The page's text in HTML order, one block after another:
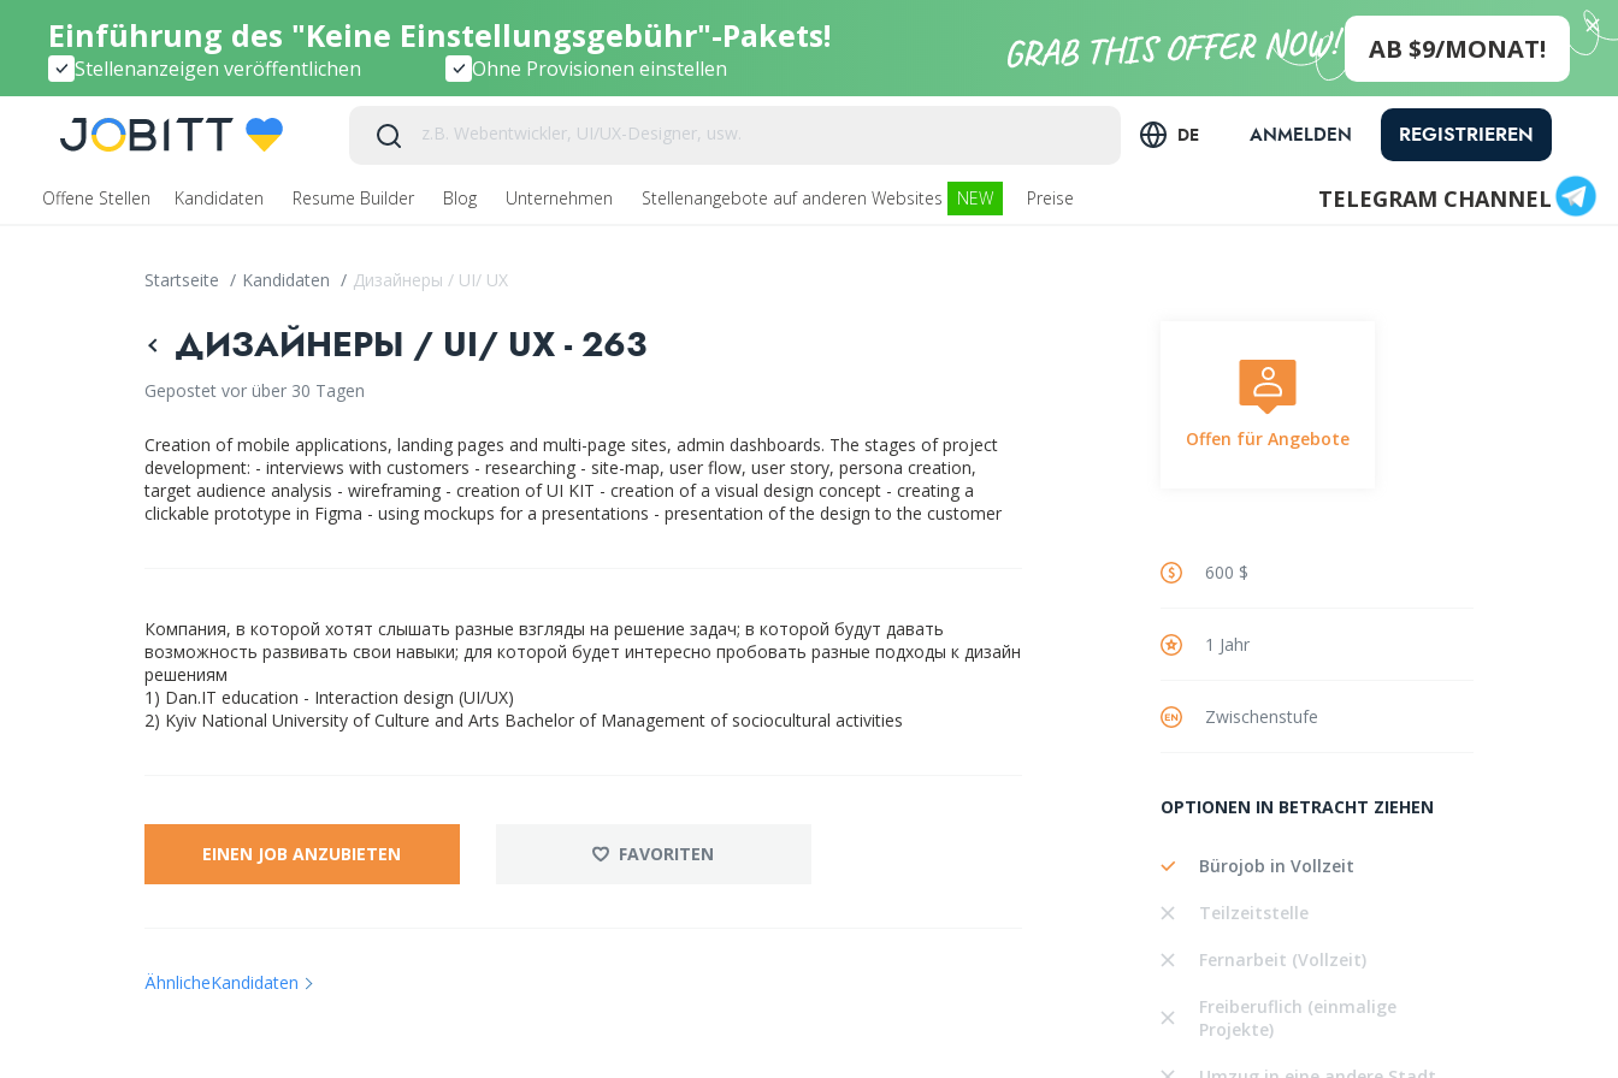
Einführung des "Keine Einstellungsgebühr"-Pakets!
Stellenanzeigen veröffentlichen Ohne Provisionen einstellen
AB $9/MONAT!
DE ANMELDEN REGISTRIEREN
Offene Stellen Kandidaten Resume Builder Blog Unternehmen Stellenangebote auf anderen Websites NEW Preise TELEGRAM CHANNEL
Startseite / Kandidaten / Дизайнеры / UI/ UX
ДИЗАЙНЕРЫ / UI/ UX - 263
Gepostet vor über 30 Tagen
Сreation of mobile applications, landing pages and multi-page sites, admin dashboards. The stages of project
development: - interviews with customers - researching - site-map, user flow, user story, persona creation,
target audience analysis - wireframing - creation of UI KIT - creation of a visual design concept - creating a
clickable prototype in Figma - using mockups for a presentations - presentation of the design to the customer
Компания, в которой хотят слышать разные взгляды на решение задач; в которой будут давать
возможность развивать свои навыки; для которой будет интересно пробовать разные подходы к дизайн
решениям
1) Dan.IT education - Interaction design (UI/UX)
2) Kyiv National University of Culture and Arts Bachelor of Management of sociocultural activities
EINEN JOB ANZUBIETEN FAVORITEN
ÄhnlicheKandidaten
Offen für Angebote
600 $
1 Jahr
Zwischenstufe
OPTIONEN IN BETRACHT ZIEHEN
Bürojob in Vollzeit
Teilzeitstelle
Fernarbeit (Vollzeit)
Freiberuflich (einmalige
Projekte)